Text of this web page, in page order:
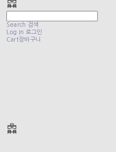
Search 검색
Log In 로그인
Cart장바구니